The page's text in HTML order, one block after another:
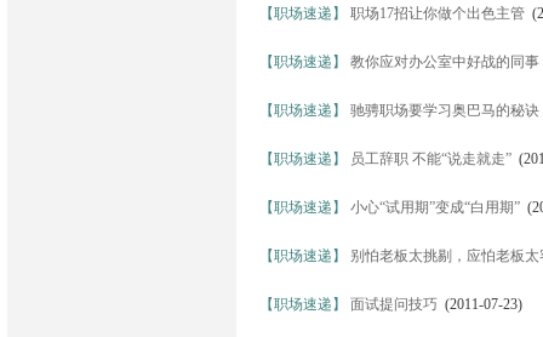
【职场速递】 职场17招让你做个出色主管
【职场速递】 教你应对办公室中好战的同事
【职场速递】 驰骋职场要学习奥巴马的秘诀
【职场速递】 员工辞职 不能“说走就走”
【职场速递】 小心“试用期”变成“白用期”
【职场速递】 别怕老板太挑剔，应怕老板太
【职场速递】 面试提问技巧(2011-07-23)